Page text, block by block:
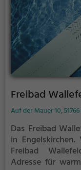
Freibad
Auf der Mauer 10,
Das Freibad
in Engelskirchen.
Freibad
Adresse für